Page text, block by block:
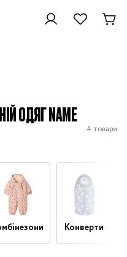
ОДЯГ NAME
4 товари
Конверти